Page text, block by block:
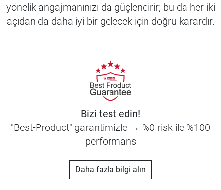
yönelik angajmanınızı da güçlendirir; bu da her iki
açıdan da daha iyi bir gelecek için doğru karardır.
Bizi test edin!
"Best-Product" garantimizle → %0 risk ile %100
performans
Daha fazla bilgi alın